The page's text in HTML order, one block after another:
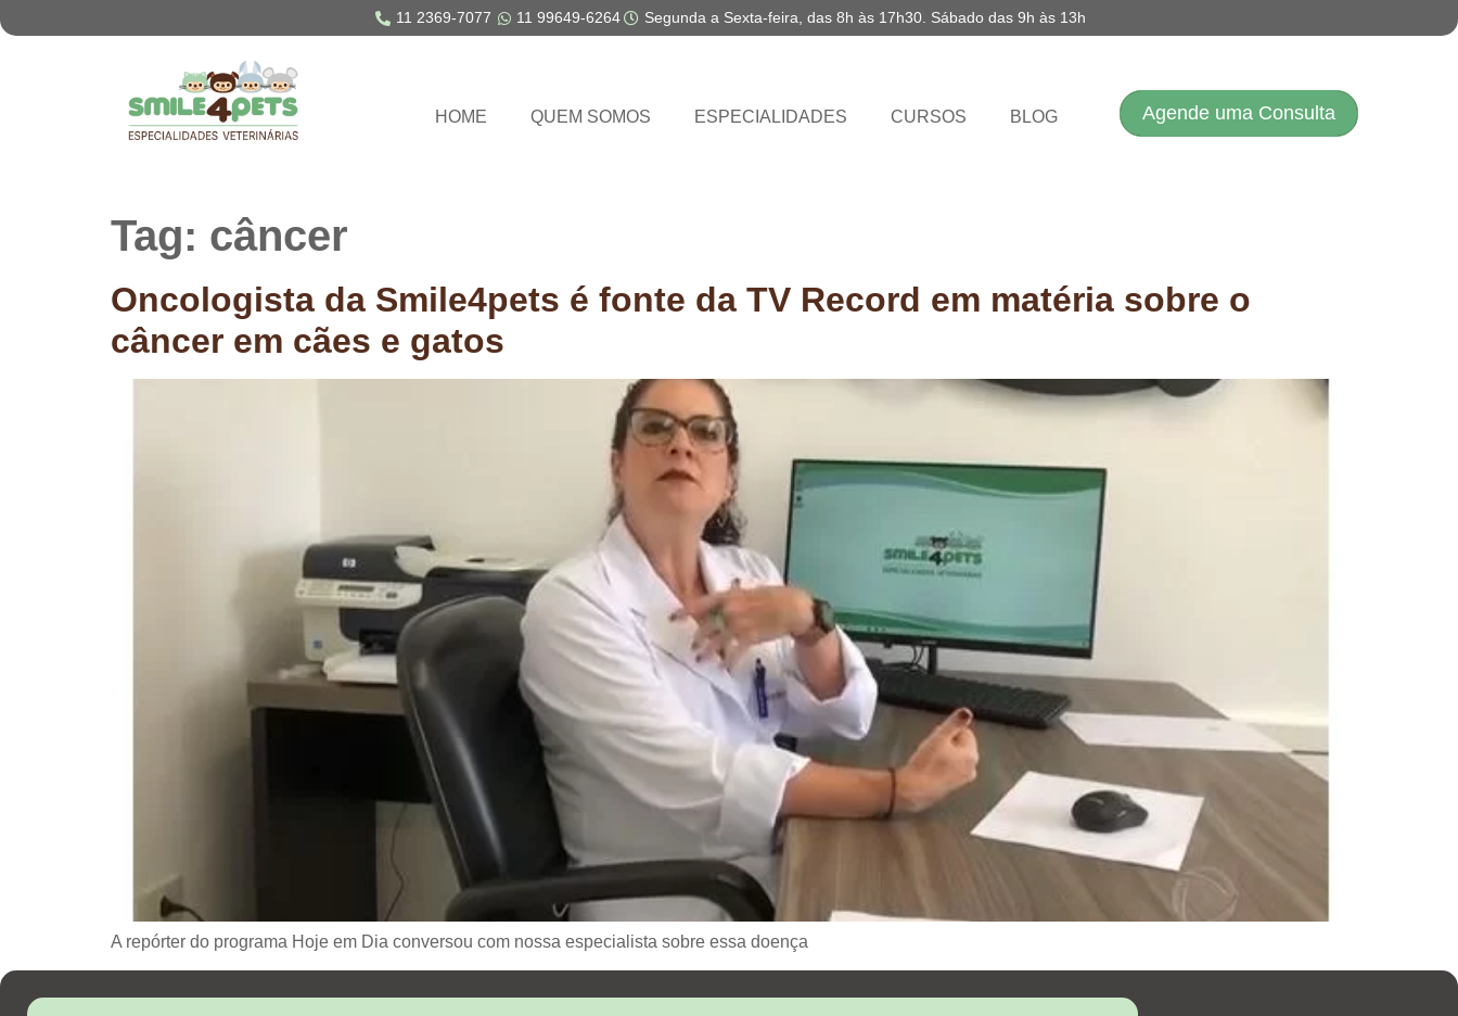
11 2369-7077 11 99649-6264 Segunda a Sexta-feira, das 8h às 17h30. Sábado das 9h às 13h
HOME QUEM SOMOS ESPECIALIDADES CURSOS BLOG Agende uma Consulta
Tag: câncer
Oncologista da Smile4pets é fonte da TV Record em matéria sobre o
câncer em cães e gatos
A repórter do programa Hoje em Dia conversou com nossa especialista sobre essa doença